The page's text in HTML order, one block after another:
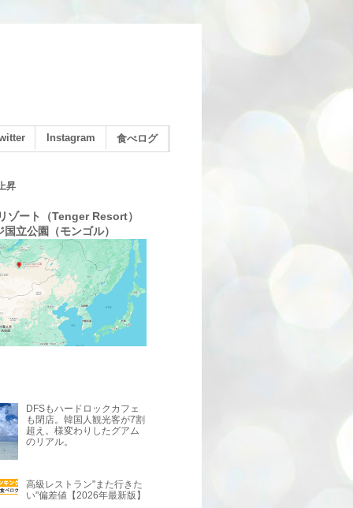
Instagram 食べログ
昇
ゾート（Tenger Resort）
立公園（モンゴル）
DFSもハードロックカフェ
も閉店。韓国人観光客が7割
超え。様変わりしたグアム
のリアル。
高級レストラン"また行きた
い"偏差値【2026年最新版】